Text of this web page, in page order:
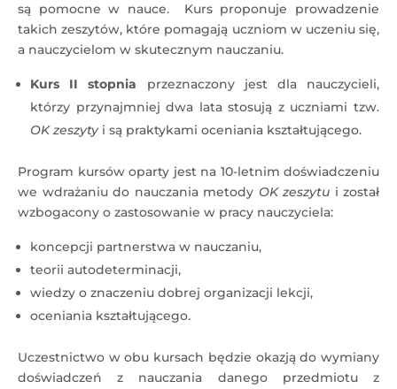
są pomocne w nauce. Kurs proponuje prowadzenie
takich zeszytów, które pomagają uczniom w uczeniu się,
a nauczycielom w skutecznym nauczaniu.
Kurs II stopnia przeznaczony jest dla nauczycieli,
którzy przynajmniej dwa lata stosują z uczniami tzw.
OK zeszytyi są praktykami oceniania kształtującego.
Program kursów oparty jest na 10-letnim doświadczeniu
we wdrażaniu do nauczania metody OK zeszytu i został
wzbogacony o zastosowanie w pracy nauczyciela:
koncepcji partnerstwa w nauczaniu,
teorii autodeterminacji,
wiedzy o znaczeniu dobrej organizacji lekcji,
oceniania kształtującego.
Uczestnictwo w obu kursach będzie okazją do wymiany
doświadczeń z nauczania danego przedmiotu z